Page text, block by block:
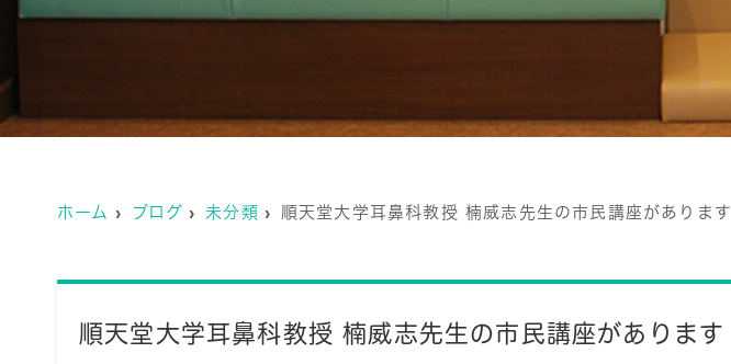
ホーム ブログ 未分類 順天堂大学耳鼻科教授 楠威志先生の市民講座があります
順天堂大学耳鼻科教授 楠威志先生の市民講座があります